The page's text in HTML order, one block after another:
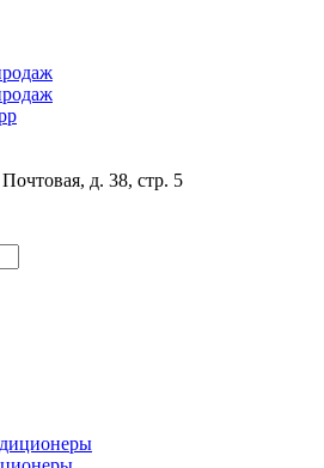
д. 38, стр. 5